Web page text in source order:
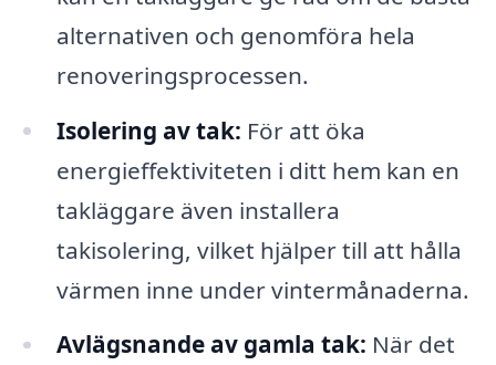
alternativen och genomföra hela
renoveringsprocessen.
Isolering av tak: För att öka
energieffektiviteten i ditt hem kan en
takläggare även installera
takisolering, vilket hjälper till att hålla
värmen inne under vintermånaderna.
Avlägsnande av gamla tak: När det